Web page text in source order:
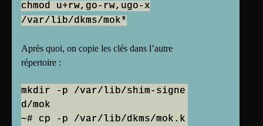
chmod u+rw,go-rw,ugo-x
/var/lib/dkms/mok*
Après quoi, on copie les clés dans l’autre
répertoire :
mkdir -p /var/lib/shim-signe
d/mok
~# cp -p /var/lib/dkms/mok.k